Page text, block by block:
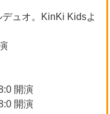
ュオ。KinKi Kidsよ
開演
開演